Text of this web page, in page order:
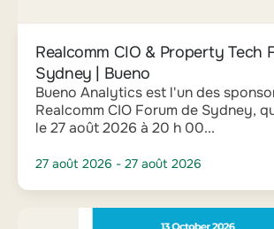
Realcomm CIO & Property Tech
Sydney | Bueno
Bueno Analytics est l'un des
Realcomm CIO Forum de Sydney,
le 27 août 2026 à 20 h 00...
27 août 2026 - 27 août 2026